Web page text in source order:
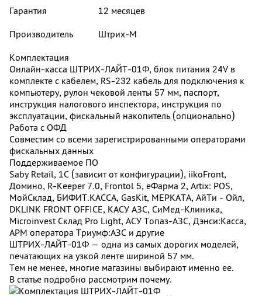
Гарантия
12 месяцев
Производитель
Штрих-М
Комплектация
Онлайн-касса ШТРИХ-ЛАЙТ-01Ф, блок питания 24V в
комплекте с кабелем, RS-232 кабель для подключения к
компьютеру, рулон чековой ленты 57 мм, паспорт,
инструкция налогового инспектора, инструкция по
эксплуатации, фискальный накопитель (опционально)
Работа с ОФД
Совместим со всеми зарегистрированными операторами
фискальных данных
Поддерживаемое ПО
Saby Retail, 1С (зависит от конфигурации), iikoFront,
Домино, R-Keeper 7.0, Frontol 5, eФарма 2, Artix: POS,
МойСклад, БИФИТ.КАССА, GasKit, МЕРКАТА, АйТи - Ойл,
DKLINK FRONT OFFICE, КАСУ АЗС, СиМед-Клиника,
Microinvest Склад Pro Light, АСУ Топаз-АЗС, Дэнси:Касса,
АРМ оператора Триумф:АЗС и другие
ШТРИХ-ЛАЙТ-01Ф — одна из самых дорогих моделей,
печатающих на узкой ленте шириной 57 мм.
Тем не менее, многие магазины выбирают именно ее.
В статье подробно рассмотрим почему.